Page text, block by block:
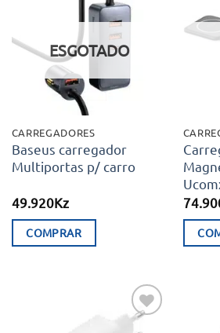
Adicionar
aos meus
desejos
ESGOTADO
CARREGADORES
Baseus carregador
Multiportas p/ carro
49.920Kz
COMPRAR